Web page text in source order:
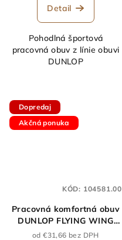
Detail
Pohodlná športová
pracovná obuv z línie obuvi
DUNLOP
Dopredaj
Akčná ponuka
Pracovná komfortná obuv
DUNLOP FLYING WING
AZUL O2 modrá
od €31,66 bez DPH
KÓD: 104581.00